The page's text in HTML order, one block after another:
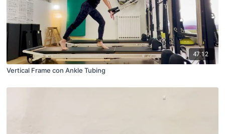
47:12
Vertical Frame con Ankle Tubing